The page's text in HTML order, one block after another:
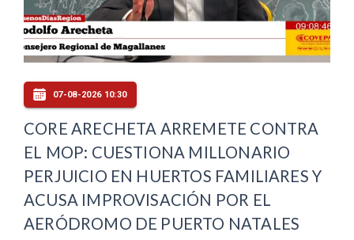
07-08-2026 10:30
CORE ARECHETA ARREMETE CONTRA
EL MOP: CUESTIONA MILLONARIO
PERJUICIO EN HUERTOS FAMILIARES Y
ACUSA IMPROVISACIÓN POR EL
AERÓDROMO DE PUERTO NATALES